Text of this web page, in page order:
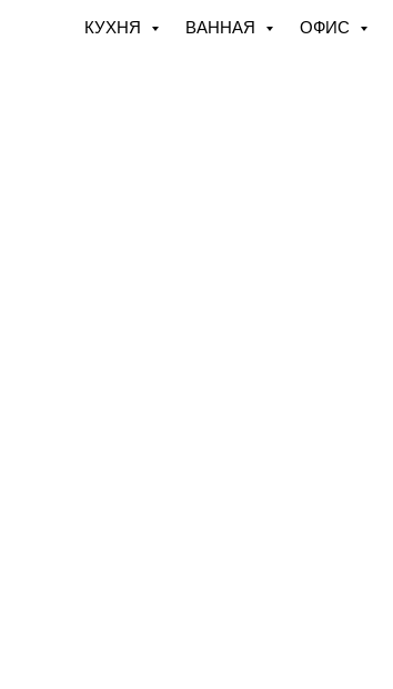
КУХНЯ ВАННАЯ ОФИС